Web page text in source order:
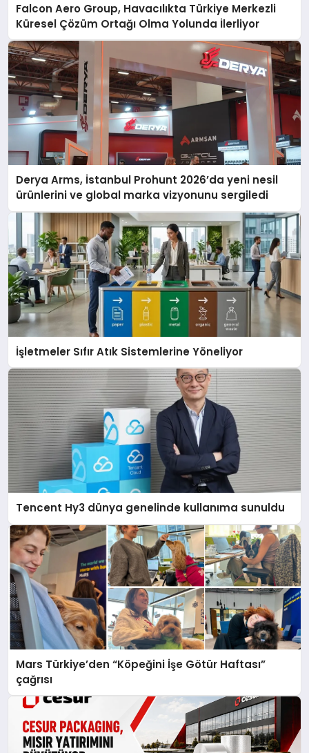
Falcon Aero Group, Havacılıkta Türkiye Merkezli
Küresel Çözüm Ortağı Olma Yolunda İlerliyor
Derya Arms, İstanbul Prohunt 2026’da yeni nesil
ürünlerini ve global marka vizyonunu sergiledi
İşletmeler Sıfır Atık Sistemlerine Yöneliyor
Tencent Hy3 dünya genelinde kullanıma sunuldu
Mars Türkiye’den “Köpeğini İşe Götür Haftası”
çağrısı